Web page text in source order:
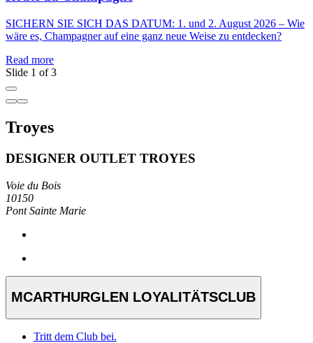
SICHERN SIE SICH DAS DATUM: 1. und 2. August 2026 – Wie
wäre es, Champagner auf eine ganz neue Weise zu entdecken?
Read more
Slide 1 of 3
Troyes
DESIGNER OUTLET TROYES
Voie du Bois
10150
Pont Sainte Marie
MCARTHURGLEN LOYALITÄTSCLUB
Tritt dem Club bei.